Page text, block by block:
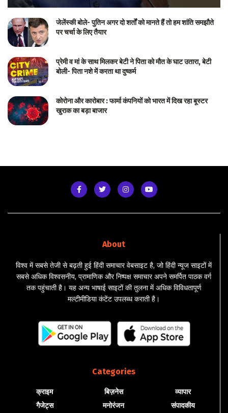
जेलेंस्की बोले- पुतिन अगर दो शर्तों को मानते हैं तो हम शांति समझौते
पर चर्चा के लिए तैयार
प्रेमी व मां के साथ मिलकर बेटी ने पिता को मौत के घाट उतारा, बेटी
बोली- पिता नशे में करता था दुष्कर्म
कोरोना और कारोबार : फार्मा कंपनियों को भारत में दिख रहा बूस्टर
खुराक का बड़ा बाजार
About
विश्व में सबसे तेजी से बढ़ती हुई हिंदी समाचार वेबसाइट है, जो हिंदी न्यूज साइटों में
सबसे अधिक विश्वसनीय, प्रामाणिक और निष्पक्ष समाचार अपने समर्पित पाठक वर्ग
तक पहुंचाती है। यह अन्य भाषाई साइटों की तुलना में अधिक विविधतापूर्ण
मल्टीमीडिया कंटेंट उपलब्ध कराती है।
Categories
क्राइम
गैजेट्स
बिज़नेस
मनोरंजन
व्यापार
संपादकीय